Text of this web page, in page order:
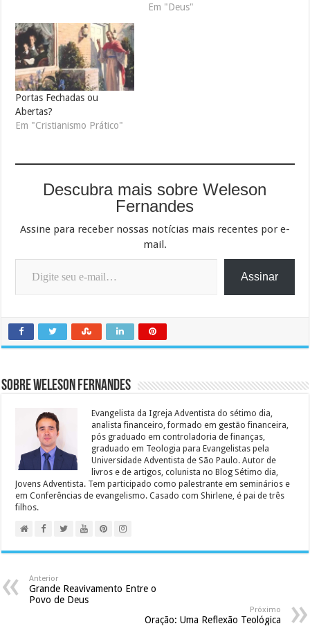
Em "Deus"
Portas Fechadas ou
Abertas?
Em "Cristianismo Prático"
Descubra mais sobre Weleson
Fernandes
Assine para receber nossas notícias mais recentes por e-
mail.
Digite seu e-mail…
Assinar
Sobre Weleson Fernandes
Evangelista da Igreja Adventista do sétimo dia,
analista financeiro, formado em gestão financeira,
pós graduado em controladoria de finanças,
graduado em Teologia para Evangelistas pela
Universidade Adventista de São Paulo. Autor de
livros e de artigos, colunista no Blog Sétimo dia,
Jovens Adventista. Tem participado como palestrante em seminários e
em Conferências de evangelismo. Casado com Shirlene, é pai de três
filhos.
Anterior
Grande Reavivamento Entre o
Povo de Deus
Próximo
Oração: Uma Reflexão Teológica